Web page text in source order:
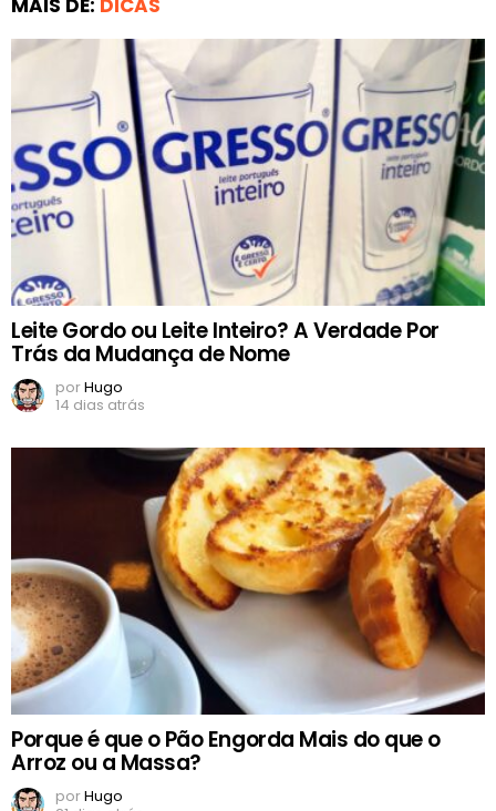
Leite Gordo ou Leite Inteiro? A Verdade Por
Trás da Mudança de Nome
porHugo
14 dias atrás
Porque é que o Pão Engorda Mais do que o
Arroz ou a Massa?
porHugo